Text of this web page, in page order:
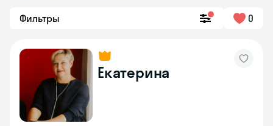
Фильтры 0
Екатерина